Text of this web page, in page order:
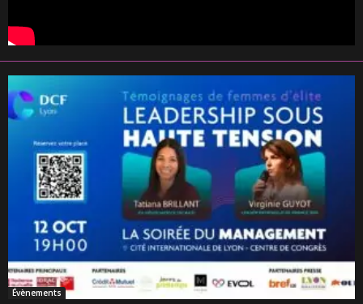
Évènements